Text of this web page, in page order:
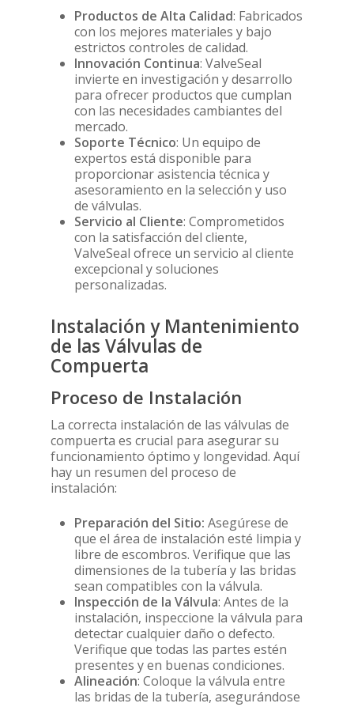
Productos de Alta Calidad: Fabricados
con los mejores materiales y bajo
estrictos controles de calidad.
Innovación Continua: ValveSeal
invierte en investigación y desarrollo
para ofrecer productos que cumplan
con las necesidades cambiantes del
mercado.
Soporte Técnico: Un equipo de
expertos está disponible para
proporcionar asistencia técnica y
asesoramiento en la selección y uso
de válvulas.
Servicio al Cliente: Comprometidos
con la satisfacción del cliente,
ValveSeal ofrece un servicio al cliente
excepcional y soluciones
personalizadas.
Instalación y Mantenimiento
de las Válvulas de
Compuerta
Proceso de Instalación
La correcta instalación de las válvulas de
compuerta es crucial para asegurar su
funcionamiento óptimo y longevidad. Aquí
hay un resumen del proceso de
instalación:
Preparación del Sitio: Asegúrese de
que el área de instalación esté limpia y
libre de escombros. Verifique que las
dimensiones de la tubería y las bridas
sean compatibles con la válvula.
Inspección de la Válvula: Antes de la
instalación, inspeccione la válvula para
detectar cualquier daño o defecto.
Verifique que todas las partes estén
presentes y en buenas condiciones.
Alineación: Coloque la válvula entre
las bridas de la tubería, asegurándose
industrial.
ofrece una amplia
válvulas de
todo tipo de
Válvula de Flotador
Válvulas de Globo /
Válvulas Contra-
UL/FM
Válvula de
Manguitos
Compensadores
Mirillas
Neumática.
Válvula de
Eléctrica
compuerta
diseñadas para
bloquear
de conducción,
mediante
eléctricos que
su apertura y
que requieren un
remoto eficiente y
especialmente en
tratamiento.
materiales
rendimiento, estas
hermeticidad, bajo
mantenimiento y
útil prolongada. Su
carga en la línea.
Disponibles en
diámetros y
nominales,
válvulas de
eléctricas se
necesidades de
proyecto,
normativas
de calidad y
Caja de finales de
V-Graf
Juntas de PTFE V-
Juntas
Spiral
Juntas RTJ
Niveles
Presostato y
Sensores de
Separadores
Accesorios
Válvulas de Aguja